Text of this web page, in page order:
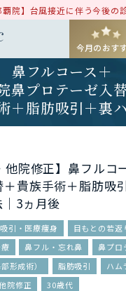
覇院】台風接近に伴う今後の
今月のおす
鼻フルコース＋
鼻プロテーゼ入
＋脂肪吸引＋裏
他院修正】鼻フルコ
貴族手術＋脂肪吸
3ヵ月後
引・医療痩身
目もとの若返
鼻フル・忘れ鼻
鼻プロ
形成術）
脂肪吸引
ハム
院修正 30歳代